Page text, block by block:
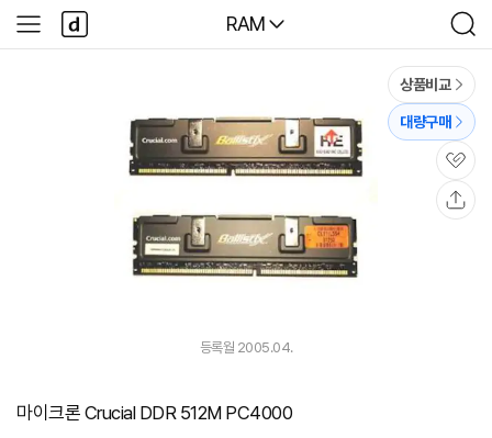
다나와
RAM
검
색
사
이
다
나
와
상품비교
대량구매
관
심
등록월 2005.04.
마이크론 Crucial DDR 512M PC4000